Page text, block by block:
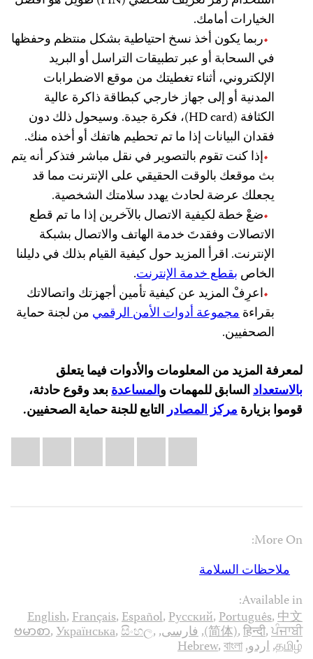
الخيارات أمامك.
ربما يكون أخذ نسخ احتياطية بشكل منتظم وحفظها
في السحابة أو عبر تطبيقات التراسل أو البريد
الإلكتروني، أثناء تغطيتك من موقع الاضطرابات
المدنية أو إلى جهاز خارجي كبطاقة ذاكرة عالية
الكثافة (HD card)، فكرة جيدة. وسيحول ذلك دون
فقدان البيانات إذا ما تم تحطيم هاتفك أو أخذه منك.
إذا كنت تقوم بالتصوير في نقل مباشر فتذكر أنه يتم
بث موقعك بالوقت الحقيقي على الإنترنت مما قد
يجعلك عرضة لحادث يهدد سلامتك الشخصية.
ضعْ خطة لكيفية الاتصال بالآخرين إذا ما تم قطع
الاتصالات وفقدتَ خدمة الهاتف والاتصال بشبكة
الإنترنت. اقرأ المزيد حول كيفية القيام بذلك في دليلنا
الخاص بقطع خدمة الإنترنت.
اعرِفْ المزيد عن كيفية تأمين أجهزتك واتصالاتك
بقراءةمجموعة أدوات الأمن الرقمي من لجنة حماية
الصحفيين.
لمعرفة المزيد من المعلومات والأدوات فيما يتعلق
بالاستعدادالسابق للمهمات والمساعدةبعد وقوع حادثة،
قوموا بزيارةمركز المصادرالتابع للجنة حماية الصحفيين.
More On:
ملاحظات السلامة
Available in:
English,Français,Español,Русский,Português,中文
(简体),हिन्दी,ਪੰਜਾਬੀ
,فارسی,
ဗမာစာ,Українська,සිංහල,
தமிழ்
,اردو,
Hebrew,বাংলা